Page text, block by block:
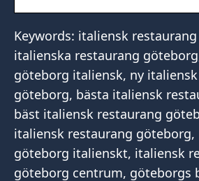
Keywords: italiensk
italienska restaurang
göteborg italiensk, ny
göteborg, bästa italiensk
bäst italiensk restaurang
italiensk restaurang göteborg,
göteborg italienskt, italiensk
göteborg centrum, göteborgs